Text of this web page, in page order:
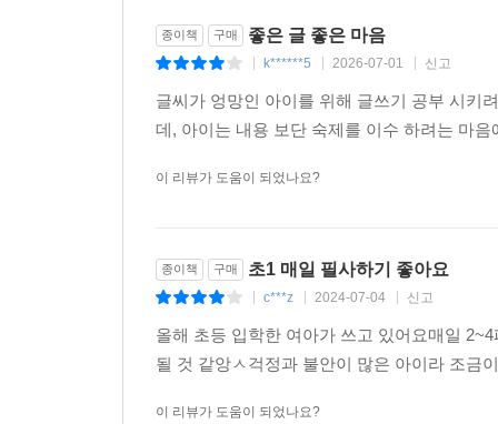
종이책 구매 좋은 글 좋은 마음
k******5 2026-07-01 신고
글씨가 엉망인 아이를 위해 글쓰기 공부 시키
데, 아이는 내용 보단 숙제를 이수 하려는 마
이 리뷰가 도움이 되었나요?
종이책 구매 초1 매일 필사하기 좋아요
c***z 2024-07-04 신고
올해 초등 입학한 여아가 쓰고 있어요매일
될 것 같앙ㅅ걱정과 불안이 많은 아이라 조금
이 리뷰가 도움이 되었나요?